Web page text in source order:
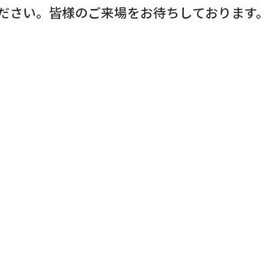
い。皆様のご来場をお待ちしております。